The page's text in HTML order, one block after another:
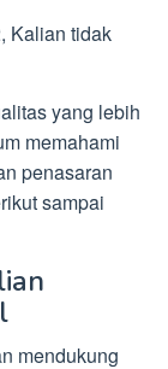
Kalian tidak
yang lebih
memahami
penasaran
sampai
mendukung